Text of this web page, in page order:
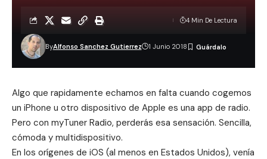
ByAlfonso Sanchez Gutierrez 1 Junio 2018
4 Min De Lectura
Algo que rapidamente echamos en falta cuando cogemos
un iPhone u otro dispositivo de Apple es una app de radio.
Pero con myTuner Radio, perderás esa sensación. Sencilla,
cómoda y multidispositivo.
En los orígenes de iOS (al menos en Estados Unidos), venía